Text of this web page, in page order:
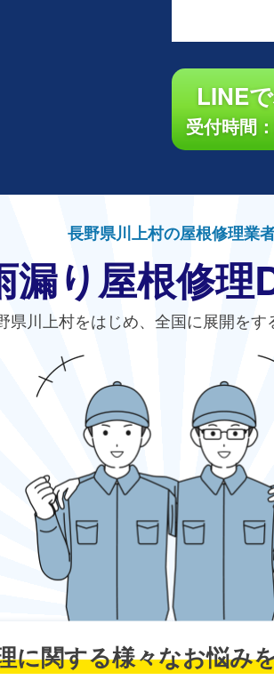
LINE
受付時間
長野県川上村の屋根修理業
漏り屋根修理
県川上村をはじめ、全国に展開をす
に関する様々なお悩み